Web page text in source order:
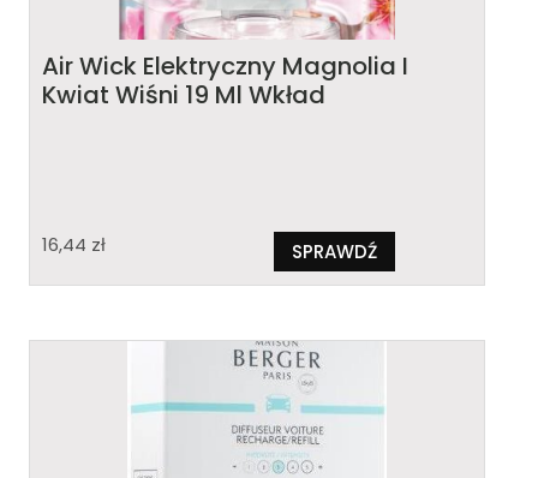
Air Wick Elektryczny Magnolia I
Kwiat Wiśni 19 Ml Wkład
16,44 zł SPRAWDŹ